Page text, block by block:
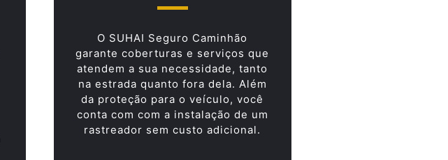
O SUHAI Seguro Caminhão
garante coberturas e serviços que
atendem a sua necessidade, tanto
na estrada quanto fora dela. Além
da proteção para o veículo, você
conta com com a instalação de um
rastreador sem custo adicional.